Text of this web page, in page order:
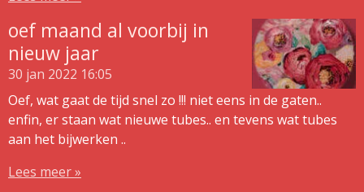
oef maand al voorbij in
nieuw jaar
30 jan 2022 16:05
Oef, wat gaat de tijd snel zo !!! niet eens in de gaten..
enfin, er staan wat nieuwe tubes.. en tevens wat tubes
aan het bijwerken ..
Lees meer »